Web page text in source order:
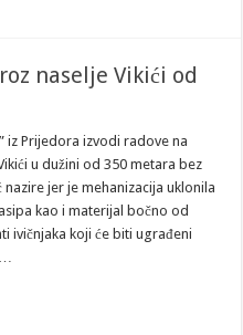
naselje Vikići od
iz Prijedora izvodi radove na
u dužini od 350 metara bez
jer je mehanizacija uklonila
kao i materijal bočno od
ivičnjaka koji će biti ugrađeni